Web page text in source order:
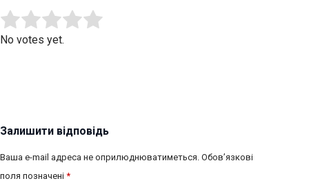
Rate this item:
No votes yet.
Залишити відповідь
Ваша e-mail адреса не оприлюднюватиметься. Обов’язкові
поля позначені *